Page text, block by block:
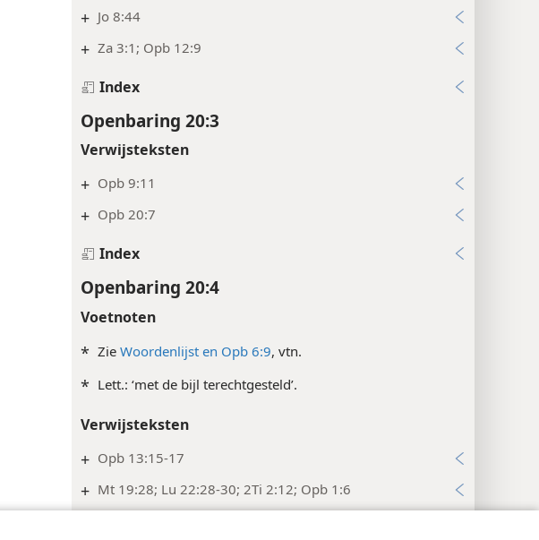
+ Jo 8:44
+ Za 3:1; Opb 12:9
Index
Openbaring 20:3
Verwijsteksten
+ Opb 9:11
+ Opb 20:7
Index
Openbaring 20:4
Voetnoten
* ZieWoordenlijst en Opb 6:9, vtn.
* Lett.: ‘met de bijl terechtgesteld’.
Verwijsteksten
+ Opb 13:15-17
+ Mt 19:28; Lu 22:28-30; 2Ti 2:12; Opb 1:6